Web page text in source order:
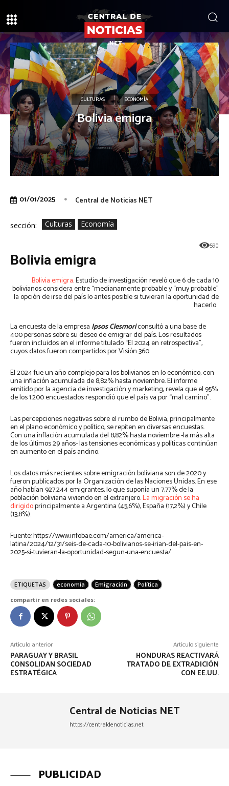
CULTURAS ECONOMÍA
Bolivia emigra
01/01/2025 Central de Noticias NET
sección: Culturas Economía
590
Bolivia emigra
Bolivia emigra. Estudio de investigación reveló que 6 de cada 10
bolivianos considera entre “medianamente probable y “muy probable”
la opción de irse del país lo antes posible si tuvieran la oportunidad de
hacerlo.
La encuesta de la empresa Ipsos Ciesmoriconsultó a una base de
400 personas sobre su deseo de emigrar del país. Los resultados
fueron incluidos en el informe titulado “El 2024 en retrospectiva”,
cuyos datos fueron compartidos por Visión 360.
El 2024 fue un año complejo para los bolivianos en lo económico, con
una inflación acumulada de 8,82% hasta noviembre. El informe
emitido por la agencia de investigación y marketing, revela que el 95%
de los 1.200 encuestados respondió que el país va por “mal camino”.
Las percepciones negativas sobre el rumbo de Bolivia, principalmente
en el plano económico y político, se repiten en diversas encuestas.
Con una inflación acumulada del 8,82% hasta noviembre -la más alta
de los últimos 29 años- las tensiones económicas y políticas continúan
en aumento en el país andino.
Los datos más recientes sobre emigración boliviana son de 2020 y
fueron publicados por la Organización de las Naciones Unidas. En ese
año habían 927.244 emigrantes, lo que suponía un 7,77% de la
población boliviana viviendo en el extranjero.La migración se ha
dirigidoprincipalmente a Argentina (45,6%), España (17,2%) y Chile
(13,8%).
Fuente: https://www.infobae.com/america/america-
latina/2024/12/31/seis-de-cada-10-bolivianos-se-irian-del-pais-en-
2025-si-tuvieran-la-oportunidad-segun-una-encuesta/
ETIQUETAS economía Emigración
Política
compartir en redes sociales:
Artículo anterior
PARAGUAY Y BRASIL
CONSOLIDAN SOCIEDAD
ESTRATÉGICA
Artículo siguiente
HONDURAS REACTIVARÁ
TRATADO DE EXTRADICIÓN
CON EE.UU.
Central de Noticias NET
https://centraldenoticias.net
PUBLICIDAD